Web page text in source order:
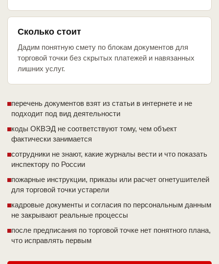
Сколько стоит
Дадим понятную смету по блокам документов для
торговой точки без скрытых платежей и навязанных
лишних услуг.
перечень документов взят из статьи в интернете и не
подходит под вид деятельности
коды ОКВЭД не соответствуют тому, чем объект
фактически занимается
сотрудники не знают, какие журналы вести и что показать
инспектору по России
пожарные инструкции, приказы или расчет огнетушителей
для торговой точки устарели
кадровые документы и согласия по персональным данным
не закрывают реальные процессы
после предписания по торговой точке нет понятного плана,
что исправлять первым